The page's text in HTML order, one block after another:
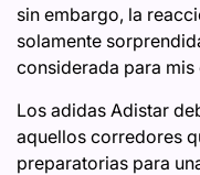
sin embargo, la
solamente
considerada para
Los adidas Adistar
aquellos corredores
preparatorias para